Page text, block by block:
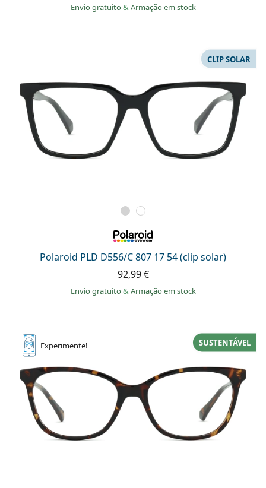
Envio gratuito& Armação em stock
Polaroid PLD D556/C 807 17 54 (clip solar)
CLIP SOLAR
92,99 €
Envio gratuito& Armação em stock
Experimente! SUSTENTÁVEL